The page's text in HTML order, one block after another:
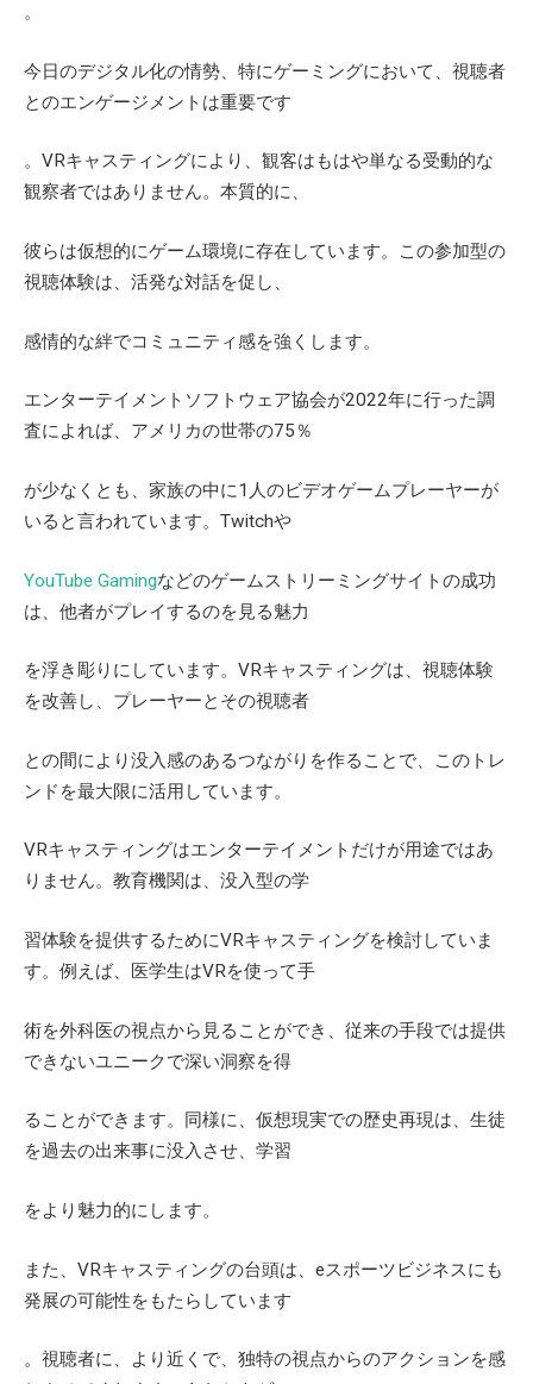
。
今日のデジタル化の情勢、特にゲーミングにおいて、視聴者
とのエンゲージメントは重要です
。 VRキャスティングにより、観客はもはや単なる受動的な
観察者ではありません。本質的に、
彼らは仮想的にゲーム環境に存在しています。この参加型の
視聴体験は、活発な対話を促し、
感情的な絆でコミュニティ感を強くします。
エンターテイメントソフトウェア協会が2022年に行った調
査によれば、アメリカの世帯の75 ％
が少なくとも、家族の中に1 人のビデオゲームプレーヤーが
いると言われています。 Twitchや
YouTube Gamingなどのゲームストリーミングサイトの成功
は、他者がプレイするのを見る魅力
を浮き彫りにしています。 VRキャスティングは、視聴体験
を改善し、プレーヤーとその視聴者
との間により没入感のあるつながりを作ることで、このトレ
ンドを最大限に活用しています。
VRキャスティングはエンターテイメントだけが用途ではあ
りません。教育機関は、没入型の学
習体験を提供するためにVRキャスティングを検討していま
す。例えば、医学生はVRを使って手
術を外科医の視点から見ることができ、従来の手段では提供
できないユニークで深い洞察を得
ることができます。同様に、仮想現実での歴史再現は、生徒
を過去の出来事に没入させ、学習
をより魅力的にします。
また、 VRキャスティングの台頭は、 eスポーツビジネスにも
発展の可能性をもたらしています
。視聴者に、より近くで、独特の視点からのアクションを感